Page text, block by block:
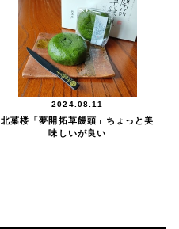
2024.08.11
北菓楼「夢開拓草饅頭」ちょっと美
味しいが良い